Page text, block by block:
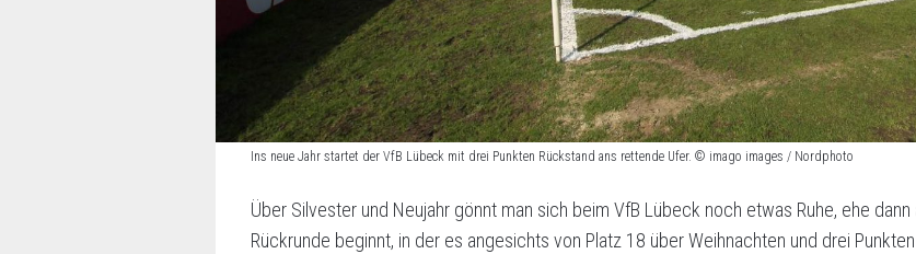
Ins neue Jahr startet der VfB Lübeck mit drei Punkten Rückstand ans rettende Ufer. © imago images / Nordphoto
Über Silvester und Neujahr gönnt man sich beim VfB Lübeck noch etwas Ruhe, ehe
Rückrunde beginnt, in der es angesichts von Platz 18 über Weihnachten und drei